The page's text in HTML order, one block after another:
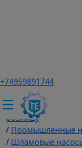
+74959891744
ТЕХЭКСПЕРТ
/Промышленное
розницу
/ Промышленные
/ Шламовые